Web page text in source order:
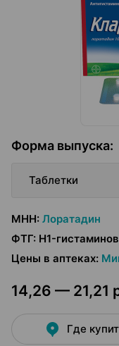
Форма выпуска:
Таблетки
МНН: Лоратадин
ФТГ: H1-
Цены в аптеках:
14,26 — 21,21
Где